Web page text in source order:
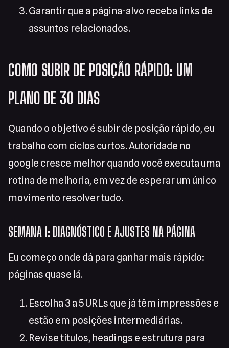
Garantir que a página-alvo receba links de
assuntos relacionados.
COMO SUBIR DE POSIÇÃO RÁPIDO: UM
PLANO DE 30 DIAS
Quando o objetivo é subir de posição rápido, eu
trabalho com ciclos curtos. Autoridade no
google cresce melhor quando você executa uma
rotina de melhoria, em vez de esperar um único
movimento resolver tudo.
SEMANA 1: DIAGNÓSTICO E AJUSTES NA PÁGINA
Eu começo onde dá para ganhar mais rápido:
páginas quase lá.
Escolha 3 a 5 URLs que já têm impressões e
estão em posições intermediárias.
Revise títulos, headings e estrutura para